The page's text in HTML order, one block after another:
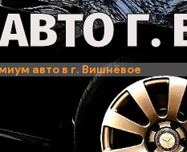
Г.
авто в г. Вишнёвое